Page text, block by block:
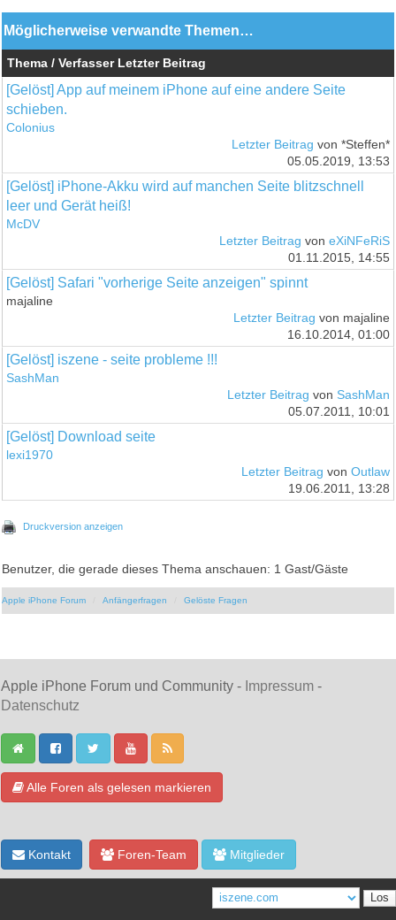
Möglicherweise verwandte Themen…
Thema / Verfasser Letzter Beitrag
[Gelöst] App auf meinem iPhone auf eine andere Seite
schieben.
Colonius
Letzter Beitrag von *Steffen*
05.05.2019, 13:53
[Gelöst] iPhone-Akku wird auf manchen Seite blitzschnell
leer und Gerät heiß!
McDV
Letzter Beitrag von eXiNFeRiS
01.11.2015, 14:55
[Gelöst] Safari "vorherige Seite anzeigen" spinnt
majaline
Letzter Beitrag von majaline
16.10.2014, 01:00
[Gelöst] iszene - seite probleme !!!
SashMan
Letzter Beitrag von SashMan
05.07.2011, 10:01
[Gelöst] Download seite
lexi1970
Letzter Beitrag von Outlaw
19.06.2011, 13:28
Druckversion anzeigen
Benutzer, die gerade dieses Thema anschauen: 1 Gast/Gäste
Apple iPhone Forum Anfängerfragen Gelöste Fragen
Apple iPhone Forum und Community - Impressum -
Datenschutz
Alle Foren als gelesen markieren
Kontakt Foren-Team Mitglieder